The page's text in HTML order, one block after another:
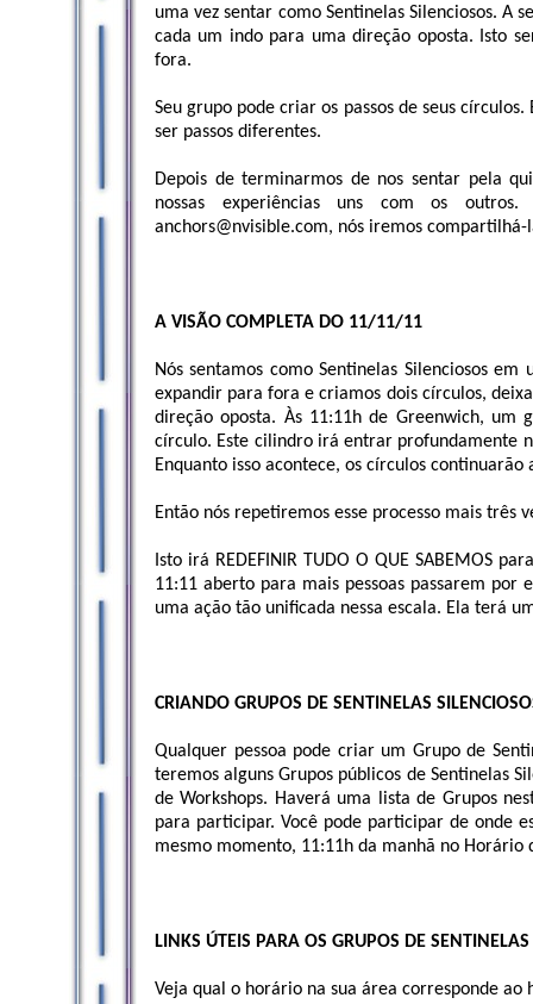
uma vez sentar como Sentinelas Silenciosos. A
cada um indo para uma direção oposta. Isto
fora.
Seu grupo pode criar os passos de seus
ser passos diferentes.
Depois de terminarmos de nos sentar pela
nossas experiências uns com os
anchors@nvisible.com, nós iremos compartilhá-
A VISÃO COMPLETA DO 11/11/11
Nós sentamos como Sentinelas Silenciosos
expandir para fora e criamos dois círculos,
direção oposta. Às 11:11h de Greenwich,
círculo. Este cilindro irá entrar profundamente
Enquanto isso acontece, os círculos continuarão
Então nós repetiremos esse processo mais três
Isto irá REDEFINIR TUDO O QUE SABEMOS
11:11 aberto para mais pessoas passarem
uma ação tão unificada nessa escala. Ela terá
CRIANDO GRUPOS DE SENTINELAS
Qualquer pessoa pode criar um Grupo de
teremos alguns Grupos públicos de Sentinelas
de Workshops. Haverá uma lista de Grupos
para participar. Você pode participar de onde
mesmo momento, 11:11h da manhã no
LINKS ÚTEIS PARA OS GRUPOS DE
Veja qual o horário na sua área corresponde